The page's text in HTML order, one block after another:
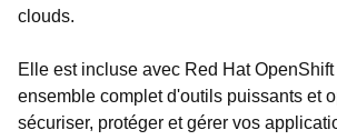
clouds.
Elle est incluse avec Red Hat
ensemble complet d'outils puissants et
sécuriser, protéger et gérer vos